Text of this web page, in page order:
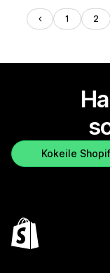
1 2
Kokeile